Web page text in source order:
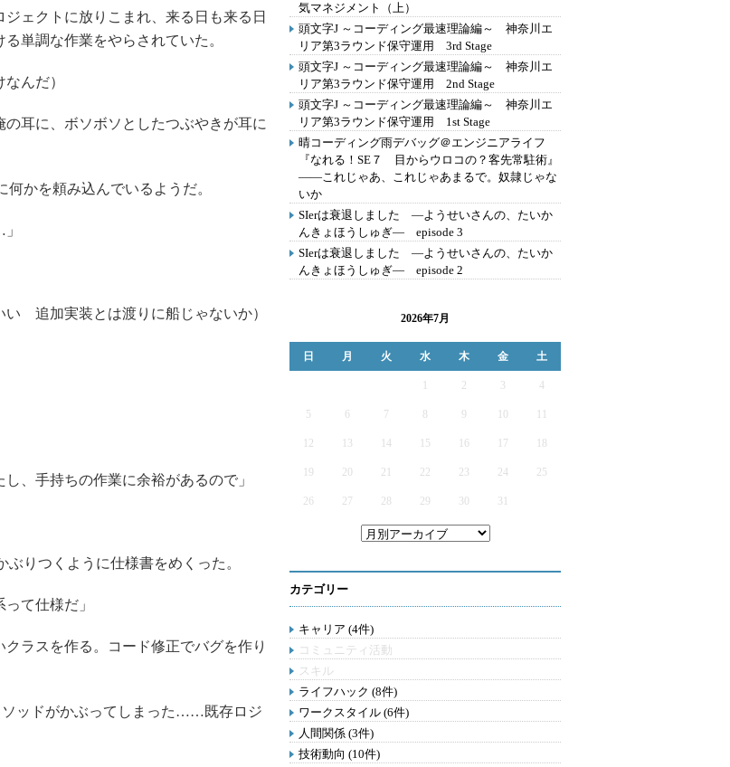
ェクトに放りこまれ、来る日も来る日
単調な作業をやらされていた。
んだ）
耳に、ボソボソとしたつぶやきが耳に
かを頼み込んでいるようだ。
追加実装とは渡りに船じゃないか）
、手持ちの作業に余裕があるので」
りつくように仕様書をめくった。
て仕様だ」
ラスを作る。コード修正でバグを作り
ソッドがかぶってしまった……既存ロジ
気マネジメント（上）
頭文字J ～コーディング最速理論編～ 神奈川エ
リア第3ラウンド保守運用 3rd Stage
頭文字J ～コーディング最速理論編～ 神奈川エ
リア第3ラウンド保守運用 2nd Stage
頭文字J ～コーディング最速理論編～ 神奈川エ
リア第3ラウンド保守運用 1st Stage
晴コーディング雨デバッグ＠エンジニアライフ
『なれる！SE７ 目からウロコの？客先常駐術』
――これじゃあ、これじゃあまるで。奴隷じゃな
いか
SIerは衰退しました ―ようせいさんの、たいか
んきょほうしゅぎ― episode 3
SIerは衰退しました ―ようせいさんの、たいか
んきょほうしゅぎ― episode 2
2026年7月
日 月 火 水 木 金 土
2 3 4
5 6 7 9
12 13 14 15 16 17
19 20 21 22 23 24 25
26 27 28 29 30 31
カテゴリー
キャリア (4件)
コミュニティ活動
スキル
ライフハック (8件)
ワークスタイル (6件)
人間関係 (3件)
技術動向 (10件)